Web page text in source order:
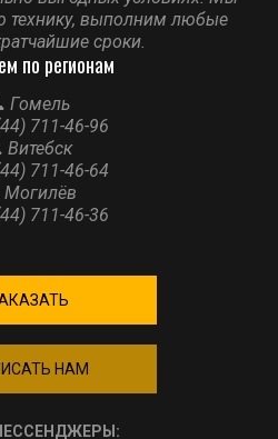
технику, выполним любые
сроки.
по регионам
Гомель
711-46-96
Витебск
711-46-64
Могилёв
711-46-36
НАМ